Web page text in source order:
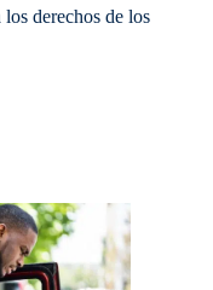
derechos de los